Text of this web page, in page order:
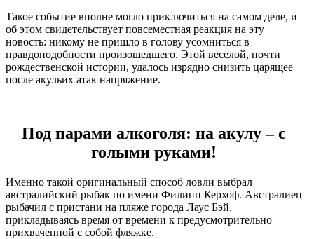
Такое событие вполне могло приключиться на самом деле, и
об этом свидетельствует повсеместная реакция на эту
новость: никому не пришло в голову усомниться в
правдоподобности произошедшего. Этой веселой, почти
рождественской истории, удалось изрядно снизить царящее
после акульих атак напряжение.
Под парами алкоголя: на акулу – с
голыми руками!
Именно такой оригинальный способ ловли выбрал
австралийский рыбак по имени Филипп Керхоф. Австралиец
рыбачил с пристани на пляже города Лаус Бэй,
прикладываясь время от времени к предусмотрительно
прихваченной с собой фляжке.